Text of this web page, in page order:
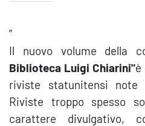
"
Il nuovo volume della
Biblioteca Luigi Chiarini"è
riviste statunitensi note
Riviste troppo spesso
carattere divulgativo,